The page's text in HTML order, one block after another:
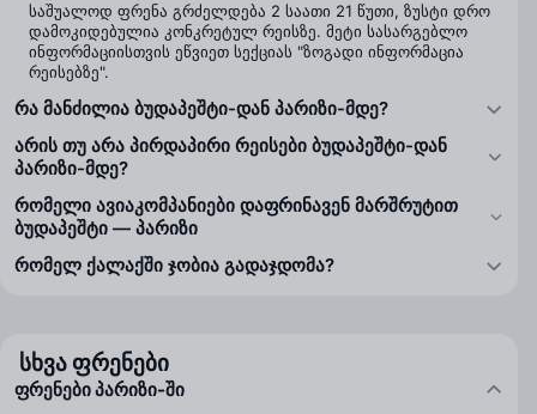
საშუალოდ ფრენა გრძელდება 2 საათი 21 წუთი, ზუსტი დრო
დამოკიდებულია კონკრეტულ რეისზე. მეტი სასარგებლო
ინფორმაციისთვის ეწვიეთ სექციას "ზოგადი ინფორმაცია
რეისებზე".
რა მანძილია ბუდაპეშტი-დან პარიზი-მდე?
არის თუ არა პირდაპირი რეისები ბუდაპეშტი-დან
პარიზი-მდე?
რომელი ავიაკომპანიები დაფრინავენ მარშრუტით
ბუდაპეშტი — პარიზი
რომელ ქალაქში ჯობია გადაჯდომა?
სხვა ფრენები
ფრენები პარიზი-ში